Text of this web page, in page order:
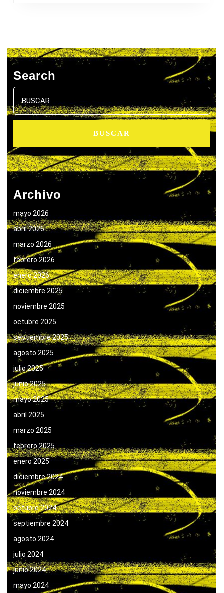
Search
Buscar:
Archivo
mayo 2026
abril 2026
marzo 2026
febrero 2026
enero 2026
diciembre 2025
noviembre 2025
octubre 2025
septiembre 2025
agosto 2025
julio 2025
junio 2025
mayo 2025
abril 2025
marzo 2025
febrero 2025
enero 2025
diciembre 2024
noviembre 2024
octubre 2024
septiembre 2024
agosto 2024
julio 2024
junio 2024
mayo 2024